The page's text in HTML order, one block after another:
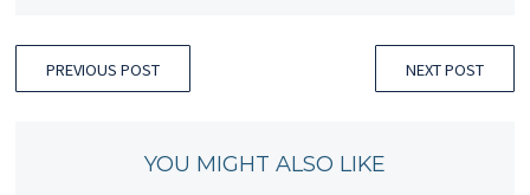
PREVIOUS POST NEXT POST
YOU MIGHT ALSO LIKE